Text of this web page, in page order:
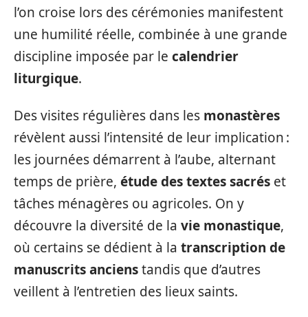
l’on croise lors des cérémonies manifestent
une humilité réelle, combinée à une grande
discipline imposée par le calendrier
liturgique.
Des visites régulières dans les monastères
révèlent aussi l’intensité de leur implication :
les journées démarrent à l’aube, alternant
temps de prière, étude des textes sacrés et
tâches ménagères ou agricoles. On y
découvre la diversité de la vie monastique,
où certains se dédient à la transcription de
manuscrits ancienstandis que d’autres
veillent à l’entretien des lieux saints.